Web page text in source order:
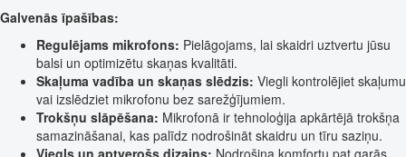
Galvenās īpašības:
Regulējams mikrofons: Pielāgojams, lai skaidri uztvertu jūsu
balsi un optimizētu skaņas kvalitāti.
Skaļuma vadība un skaņas slēdzis: Viegli kontrolējiet skaļumu
vai izslēdziet mikrofonu bez sarežģījumiem.
Trokšņu slāpēšana: Mikrofonā ir tehnoloģija apkārtējā trokšņa
samazināšanai, kas palīdz nodrošināt skaidru un tīru saziņu.
Viegls un aptverošs dizains: Nodrošina komfortu pat garās